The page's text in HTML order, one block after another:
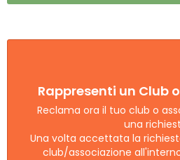
Rappresenti un Club
Reclama ora il tuo club o
una
Una volta accettata la
club/associazione